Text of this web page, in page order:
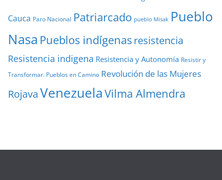
Cauca Paro Nacional Patriarcado pueblo Misak Pueblo
Nasa Pueblos indígenasresistencia
Resistencia indigena Resistencia y Autonomía Resistir y
Transformar. Pueblos en Camino Revolución de las Mujeres
RojavaVenezuelaVilma Almendra